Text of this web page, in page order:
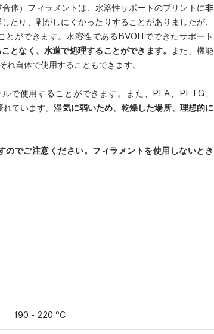
体）フィラメントは、水溶性サポートのプリントに非
たり、剥がしにくかったりすることがありましたが、
ができます。水溶性であるBVOHでできたサポート
となく、水道で処理することができます。 また、機能
自体で使用することもできます。
で使用することができます。また、PLA、PETG、
ています。湿気に弱いため、乾燥した場所、理想的に
でご注意ください。フィラメントを使用しないとき
190 - 220 °C